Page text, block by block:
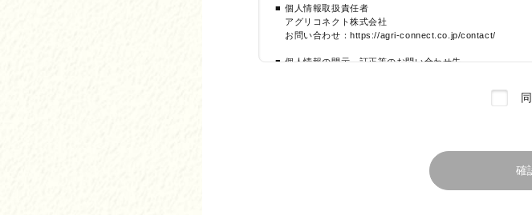
個人情報取扱責任者
アグリコネクト株式会社
お問い合わせ：https://agri-connect.co.jp/contact/
個人情報の開示、訂正等のお問い合わせ先
お問い合わせ：https://agri-connect.co.jp/contact/